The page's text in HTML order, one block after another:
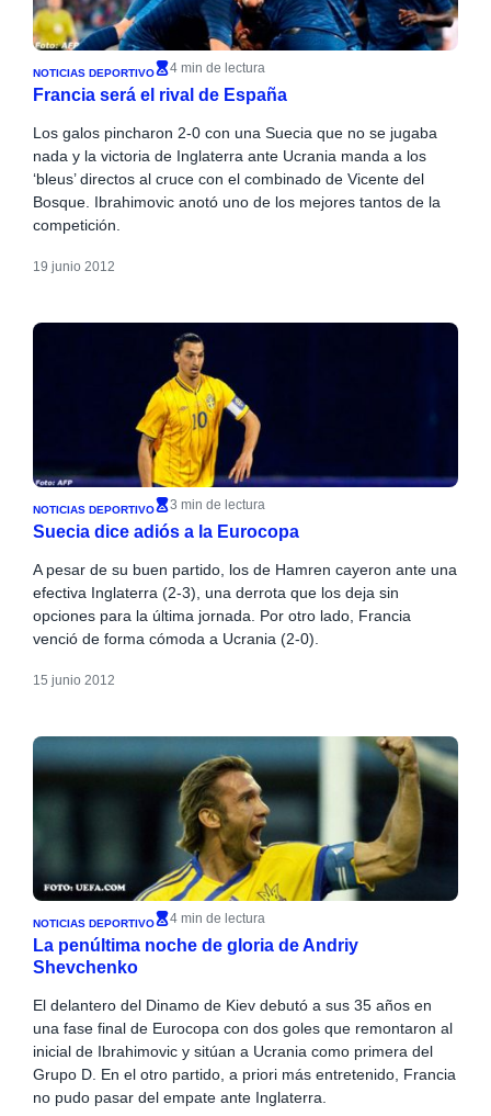
NOTICIAS DEPORTIVO 4 min de lectura
Francia será el rival de España
Los galos pincharon 2-0 con una Suecia que no se jugaba
nada y la victoria de Inglaterra ante Ucrania manda a los
‘bleus’ directos al cruce con el combinado de Vicente del
Bosque. Ibrahimovic anotó uno de los mejores tantos de la
competición.
19 junio 2012
NOTICIAS DEPORTIVO 3 min de lectura
Suecia dice adiós a la Eurocopa
A pesar de su buen partido, los de Hamren cayeron ante una
efectiva Inglaterra (2-3), una derrota que los deja sin
opciones para la última jornada. Por otro lado, Francia
venció de forma cómoda a Ucrania (2-0).
15 junio 2012
NOTICIAS DEPORTIVO 4 min de lectura
La penúltima noche de gloria de Andriy
Shevchenko
El delantero del Dinamo de Kiev debutó a sus 35 años en
una fase final de Eurocopa con dos goles que remontaron al
inicial de Ibrahimovic y sitúan a Ucrania como primera del
Grupo D. En el otro partido, a priori más entretenido, Francia
no pudo pasar del empate ante Inglaterra.